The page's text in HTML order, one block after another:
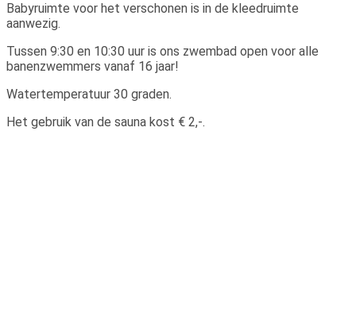
Babyruimte voor het verschonen is in de kleedruimte
aanwezig.
Tussen 9:30 en 10:30 uur is ons zwembad open voor alle
banenzwemmers vanaf 16 jaar!
Watertemperatuur 30 graden.
Het gebruik van de sauna kost € 2,-.